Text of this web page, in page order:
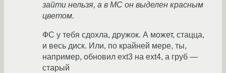
зайти нельзя, а в MC он выделен красным
цветом.
ФС у тебя сдохла, дружок. А может, стацца,
и весь диск. Или, по крайней мере, ты,
например, обновил ext3 на ext4, а груб —
старый